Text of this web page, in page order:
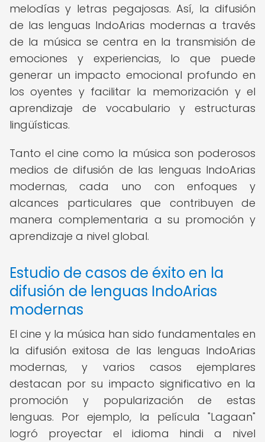
melodías y letras pegajosas. Así, la difusión
de las lenguas IndoArias modernas a través
de la música se centra en la transmisión de
emociones y experiencias, lo que puede
generar un impacto emocional profundo en
los oyentes y facilitar la memorización y el
aprendizaje de vocabulario y estructuras
lingüísticas.
Tanto el cine como la música son poderosos
medios de difusión de las lenguas IndoArias
modernas, cada uno con enfoques y
alcances particulares que contribuyen de
manera complementaria a su promoción y
aprendizaje a nivel global.
Estudio de casos de éxito en la
difusión de lenguas IndoArias
modernas
El cine y la música han sido fundamentales en
la difusión exitosa de las lenguas IndoArias
modernas, y varios casos ejemplares
destacan por su impacto significativo en la
promoción y popularización de estas
lenguas. Por ejemplo, la película "Lagaan"
logró proyectar el idioma hindi a nivel